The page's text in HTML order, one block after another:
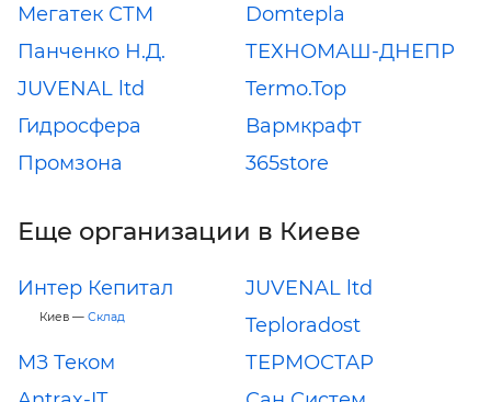
Мегатек СТМ
Domtepla
Панченко Н.Д.
ТЕХНОМАШ-ДНЕПР
JUVENAL ltd
Termo.Top
Гидросфера
Вармкрафт
Промзона
365store
Еще организации в Киеве
Интер Кепитал
Киев — Склад
JUVENAL ltd
Teploradost
МЗ Теком
ТЕРМОСТАР